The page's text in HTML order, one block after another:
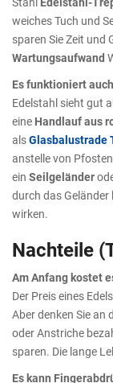
weiches Tuch und
sparen Sie Zeit und
Wartungsaufwand
Es funktioniert
Edelstahl sieht gut
eine Handlauf aus
alsGlasbalustrade
anstelle von
ein Seilgeländer
durch das
wirken.
Nachteile
Am Anfang kostet
Der Preis eines
Aber denken Sie an
oder Anstriche
sparen. Die lange
Es kann